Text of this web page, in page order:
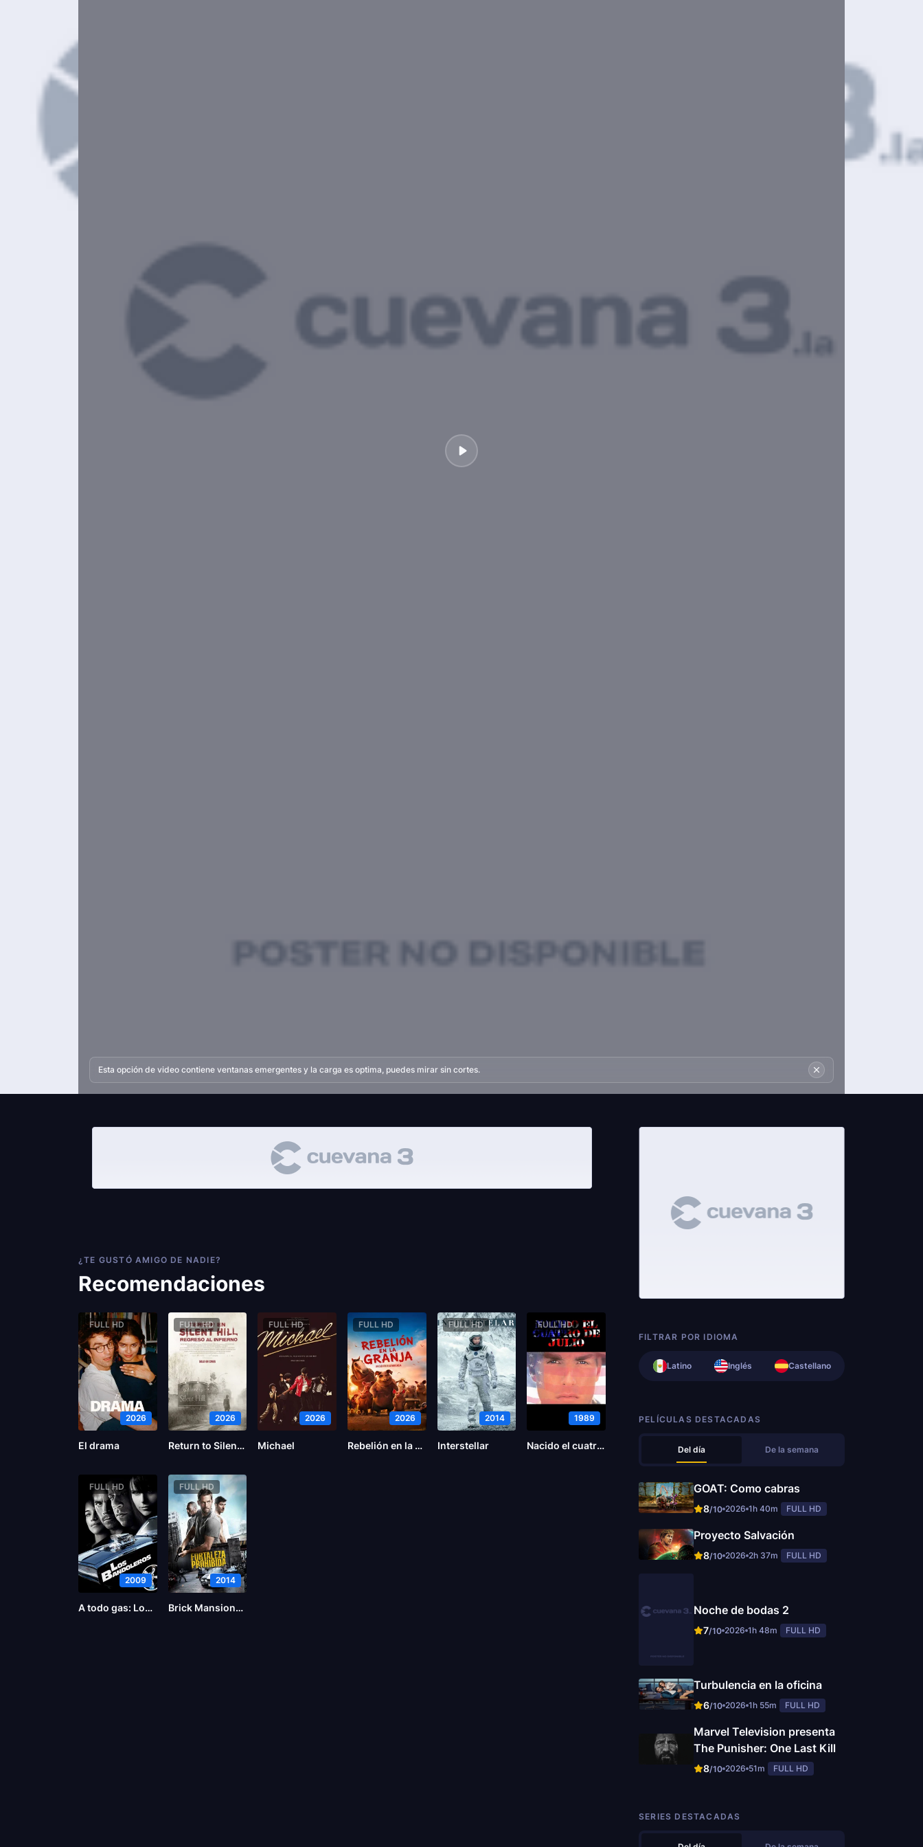
Esta opción de video contiene ventanas emergentes y la carga es optima, puedes mirar sin cortes.
¿TE GUSTÓ AMIGO DE NADIE?
Recomendaciones
FULL HD
2026
El drama
FULL HD
2026
Return to Silent Hill
FULL HD
2026
Michael
FULL HD
2026
Rebelión en la Granja
FULL HD
2014
Interstellar
FULL HD
1989
Nacido el cuatro de julio
FULL HD
2009
A todo gas: Los bandoleros
FULL HD
2014
Brick Mansions (La fortaleza)
FILTRAR POR IDIOMA
Latino Inglés Castellano
PELÍCULAS DESTACADAS
Del día De la semana
GOAT: Como cabras
8/10 2026 1h 40m FULL HD
Proyecto Salvación
8/10 2026 2h 37m FULL HD
Noche de bodas 2
7/10 2026 1h 48m FULL HD
Turbulencia en la oficina
6/10 2026 1h 55m FULL HD
Marvel Television presenta
The Punisher: One Last Kill
8/10 2026 51m FULL HD
SERIES DESTACADAS